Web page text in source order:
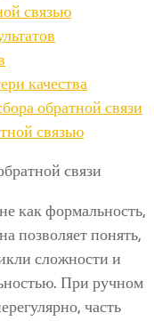
связью
качества
обратной связи
связью
как формальность,
позволяет понять,
сложности и
При ручном
часть